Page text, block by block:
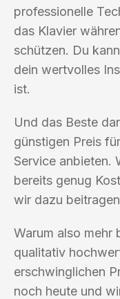
professionelle
das Klavier
schützen. Du
dein wertvolles
ist.
Und das Beste
günstigen Preis
Service anbieten.
bereits genug
wir dazu
Warum also mehr
qualitativ
erschwinglichen
noch heute und